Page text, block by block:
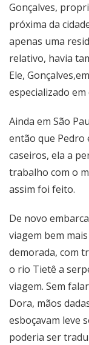
Gonçalves,
próxima da
apenas uma
relativo, havia
Ele,
especializado
Ainda em São
então que Pedro
caseiros, ela a
trabalho com o
assim foi feito.
De novo
viagem bem
demorada, com
o rio Tietê a
viagem. Sem
Dora, mãos
esboçavam leve
poderia ser